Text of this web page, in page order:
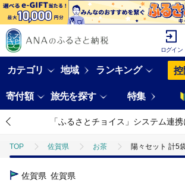
ログイン
カテゴリ 地域 ランキング 控
寄付額 旅先を探す 特集
「ふるさとチョイス」システム連
TOP 佐賀県 お茶 陽々セット 計5
TOP
佐賀県 佐賀県